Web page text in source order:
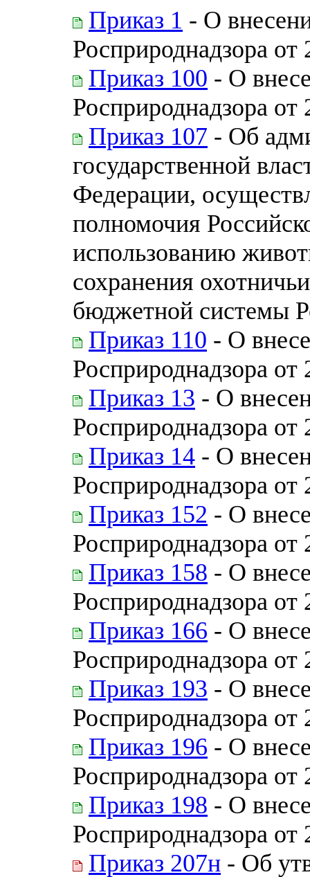
Приказ 1 - О
Росприроднадзора
Приказ 100 - О
Росприроднадзора
Приказ 107 - Об
государственной
Федерации,
полномочия
использованию
сохранения
бюджетной системы
Приказ 110 - О
Росприроднадзора
Приказ 13 - О
Росприроднадзора
Приказ 14 - О
Росприроднадзора
Приказ 152 - О
Росприроднадзора
Приказ 158 - О
Росприроднадзора
Приказ 166 - О
Росприроднадзора
Приказ 193 - О
Росприроднадзора
Приказ 196 - О
Росприроднадзора
Приказ 198 - О
Росприроднадзора
Приказ 207н - Об